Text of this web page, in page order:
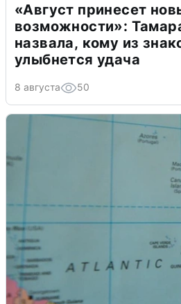
«Август принесет
возможности»:
назвала, кому из
улыбнется удача
8 августа 50